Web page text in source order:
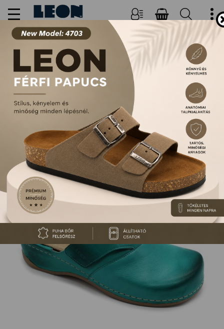
NŐI, FÉRFI PAPUCSOK ÉS
SZANDÁLOK